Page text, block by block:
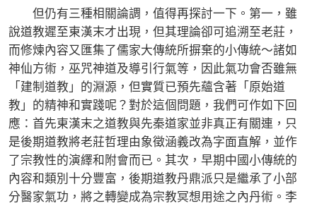
但仍有三種相關論調，值得再探討一下。第一，雖
說道教遲至東漢末才出現，但其理論卻可追溯至老莊，
而修煉內容又匯集了儒家大傳統所摒棄的小傳統～諸如
神仙方術，巫咒神道及導引行氣等，因此氣功會否雖無
「建制道教」的淵源，但實質已預先蘊含著「原始道
教」的精神和實踐呢？對於這個問題，我們可作如下回
應：首先東漢末之道教與先秦道家並非真正有關連，只
是後期道教將老莊哲理由象徵涵義改為字面直解，並作
了宗教性的演繹和附會而已。其次，早期中國小傳統的
內容和類別十分豐富，後期道教丹鼎派只是繼承了小部
分醫家氣功，將之轉變成為宗教冥想用途之內丹術。李